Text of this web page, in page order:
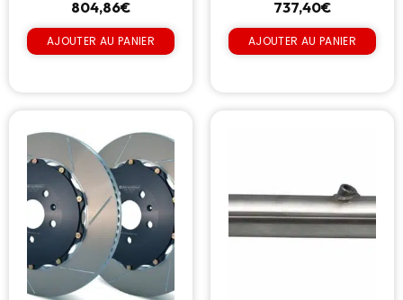
804,86€
AJOUTER AU PANIER
737,40€
AJOUTER AU PANIER